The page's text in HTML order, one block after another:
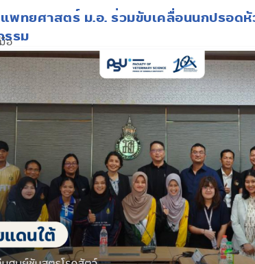
ทยศาสตร์ ม.อ. ร่วมขับเคลื่อนนกปรอดหั
รรม
อ